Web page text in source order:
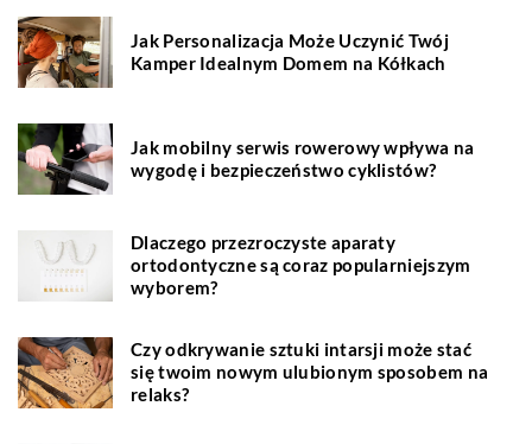
Jak Personalizacja Może Uczynić Twój
Kamper Idealnym Domem na Kółkach
Jak mobilny serwis rowerowy wpływa na
wygodę i bezpieczeństwo cyklistów?
Dlaczego przezroczyste aparaty
ortodontyczne są coraz popularniejszym
wyborem?
Czy odkrywanie sztuki intarsji może stać
się twoim nowym ulubionym sposobem na
relaks?